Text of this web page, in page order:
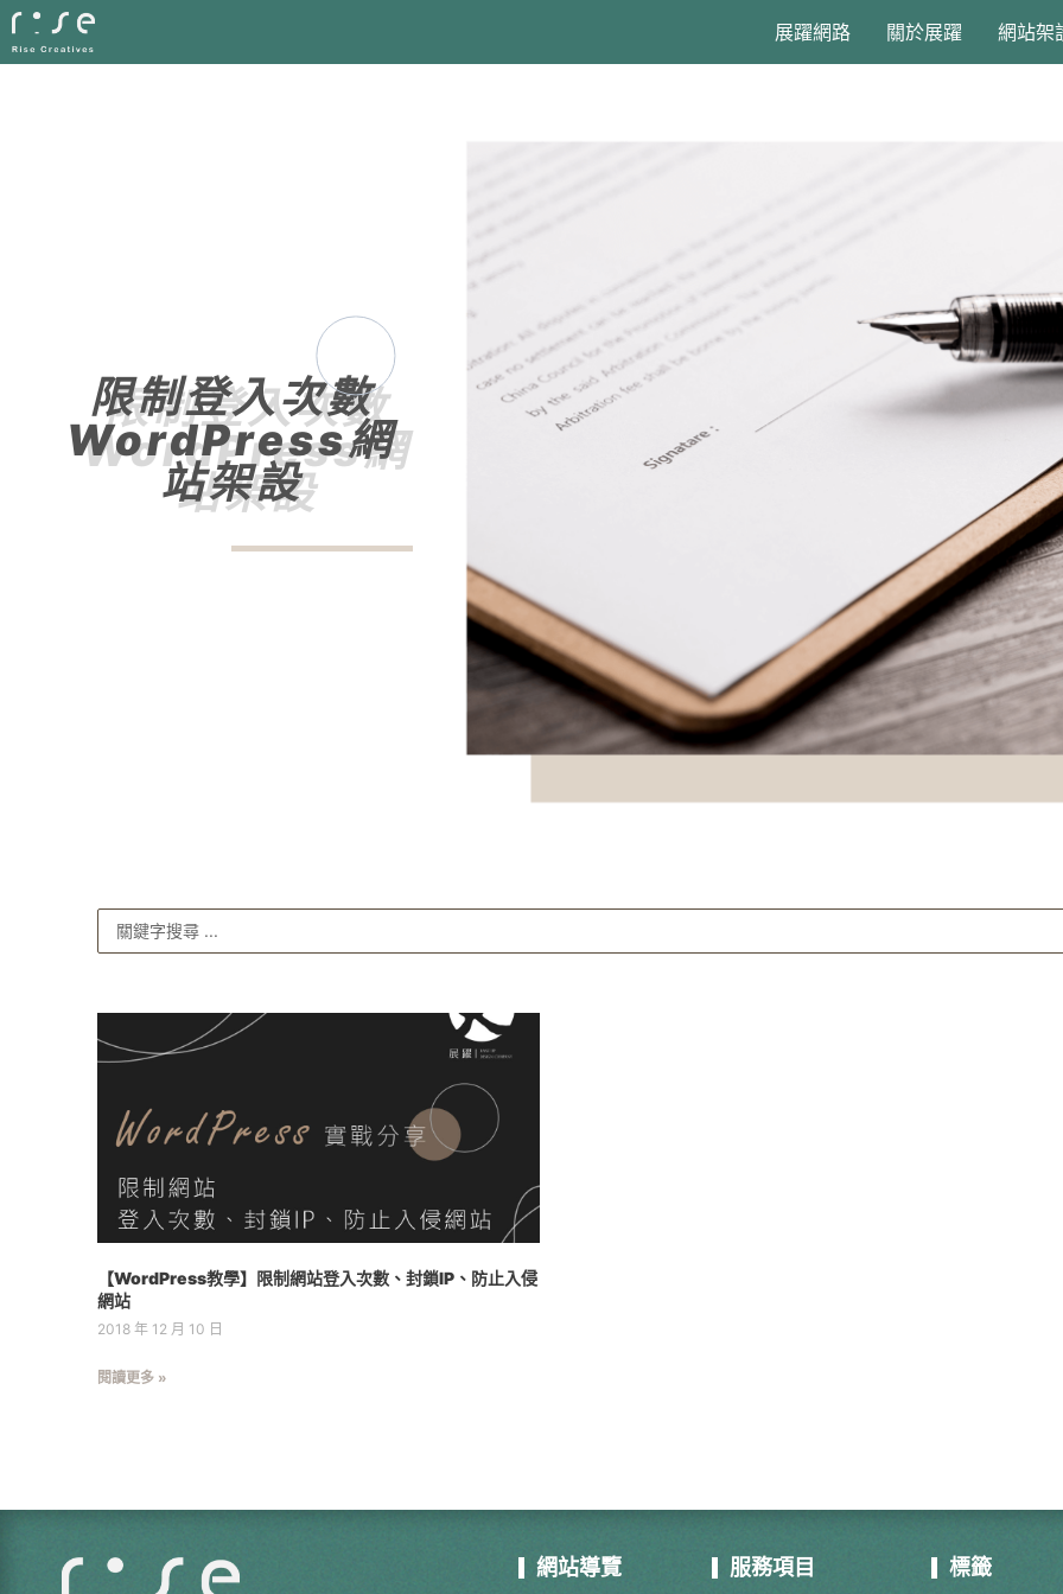
展躍網路 關於展躍 網站架
限制登入次數
WordPress網
站架設
【WordPress教學】限制網站登入次數、封鎖IP、防止入侵
網站
2018 年 12 月 10 日
閱讀更多 »
網站導覽 服務項目 標籤